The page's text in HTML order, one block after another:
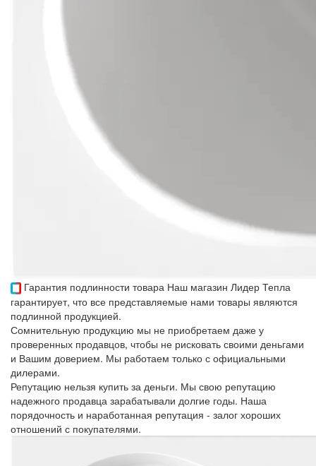
Гарантия подлинности товара Наш магазин Лидер Тепла
гарантирует, что все представляемые нами товары являются
подлинной продукцией.
Сомнительную продукцию мы не приобретаем даже у
проверенных продавцов, чтобы не рисковать своими деньгами
и Вашим доверием. Мы работаем только с официальными
дилерами.
Репутацию нельзя купить за деньги. Мы свою репутацию
надежного продавца зарабатывали долгие годы. Наша
порядочность и наработанная репутация - залог хороших
отношений с покупателями.